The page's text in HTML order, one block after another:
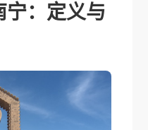
宁：定义与